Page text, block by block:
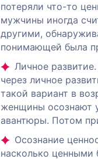
потеряли что-то
мужчины иногда
другими,
понимающей была
Личное
через личное
такой вариант в
женщины осознают
авантюры. Потом
Осознание
насколько ценными